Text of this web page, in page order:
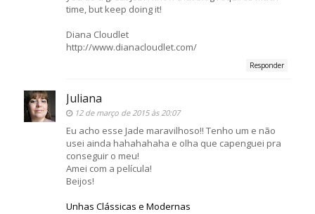
time, but keep doing it!
Diana Cloudlet
http://www.dianacloudlet.com/
Responder
Juliana
12 de março de 2015 às 20:07
Eu acho esse Jade maravilhoso!! Tenho um e não
usei ainda hahahahaha e olha que capenguei pra
conseguir o meu!
Amei com a película!
Beijos!
Unhas Clássicas e Modernas